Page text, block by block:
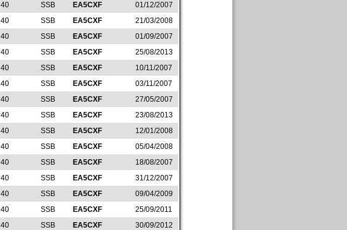
40 SSB EA5CXF
01/12/2007
40 SSB EA5CXF
21/03/2008
40 SSB EA5CXF
01/09/2007
40 SSB EA5CXF
25/08/2013
40 SSB EA5CXF
10/11/2007
40 SSB EA5CXF
03/11/2007
40 SSB EA5CXF
27/05/2007
40 SSB EA5CXF
23/08/2013
40 SSB EA5CXF
12/01/2008
40 SSB EA5CXF
05/04/2008
40 SSB EA5CXF
18/08/2007
40 SSB EA5CXF
31/12/2007
40 SSB EA5CXF
09/04/2009
40 SSB EA5CXF
25/09/2011
40 SSB EA5CXF
30/09/2012